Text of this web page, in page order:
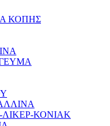
ΚΟΠΗΣ
ΛΙΚΕΡ-ΚΟΝΙΑΚ